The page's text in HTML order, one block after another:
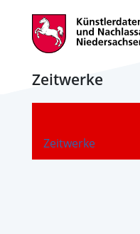
Zeitwerke
Zeitwerke